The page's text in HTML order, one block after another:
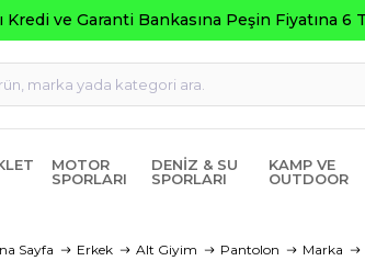
Peşin Fiyatına 6 Taksit
MOTOR
SPORLARI
DENIZ & SU
SPORLARI
KAMP VE
OUTDOOR
Sayfa Erkek Alt Giyim Pantolon Marka